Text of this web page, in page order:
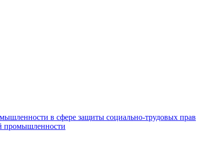
в сфере защиты социально-трудовых прав
промышленности